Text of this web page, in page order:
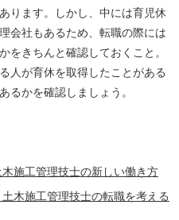
ります。しかし、中には育児休
会社もあるため、転職の際には
をきちんと確認しておくこと。
人が育休を取得したことがある
るかを確認しましょう。
施工管理技士の新しい働き方
土木施工管理技士の転職を考える